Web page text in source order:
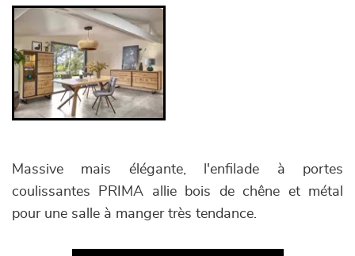
Massive mais élégante, l'enfilade à portes
coulissantes PRIMA allie bois de chêne et métal
pour une salle à manger très tendance.